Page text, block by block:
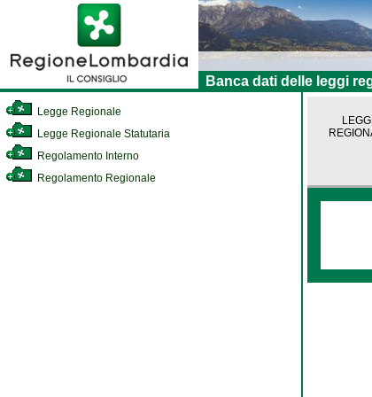
Banca dati delle leggi
Legge Regionale
Legge Regionale Statutaria
Regolamento Interno
Regolamento Regionale